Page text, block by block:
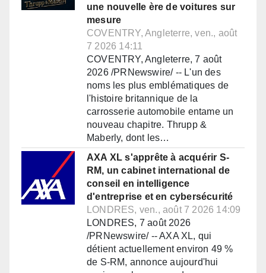
une nouvelle ère de voitures sur
mesure
COVENTRY, Angleterre, ven., août
7 2026 14:11
COVENTRY, Angleterre, 7 août
2026 /PRNewswire/ -- L'un des
noms les plus emblématiques de
l'histoire britannique de la
carrosserie automobile entame un
nouveau chapitre. Thrupp &
Maberly, dont les…
AXA XL s'apprête à acquérir S-
RM, un cabinet international de
conseil en intelligence
d'entreprise et en cybersécurité
LONDRES, ven., août 7 2026 14:09
LONDRES, 7 août 2026
/PRNewswire/ -- AXA XL, qui
détient actuellement environ 49 %
de S-RM, annonce aujourd'hui